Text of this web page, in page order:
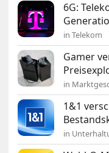
6G:
in Telekom
Gamer
in
1&1
in